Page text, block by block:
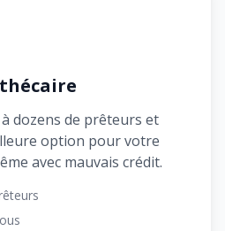
dozens de prêteurs et
option pour votre
avec mauvais crédit.